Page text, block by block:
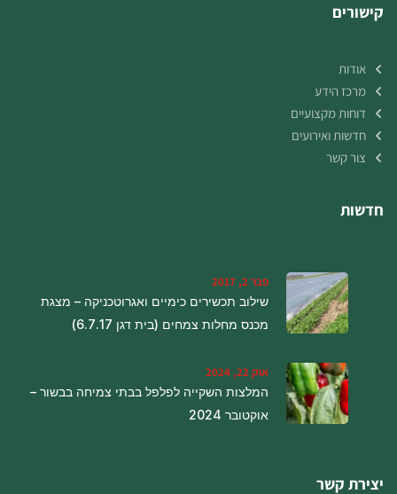
קישורים
אודות
מרכז הידע
דוחות מקצועיים
חדשות ואירועים
צור קשר
חדשות
פבר 2, 2017
שילוב תכשירים כימיים ואגרוטכניקה – מצגת
מכנס מחלות צמחים (בית דגן 6.7.17)
אוק 22, 2024
המלצות השקייה לפלפל בבתי צמיחה בבשור –
אוקטובר 2024
יצירת קשר